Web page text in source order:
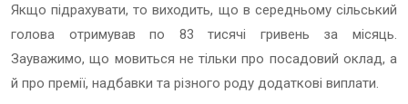
Якщо підрахувати, то виходить, що в середньому сільський
голова отримував по 83 тисячі гривень за місяць.
Зауважимо, що мовиться не тільки про посадовий оклад, а
й про премії, надбавки та різного роду додаткові виплати.